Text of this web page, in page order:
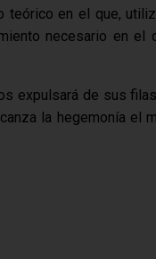
teórico en el que,
necesario en el
expulsará de sus
la hegemonía el